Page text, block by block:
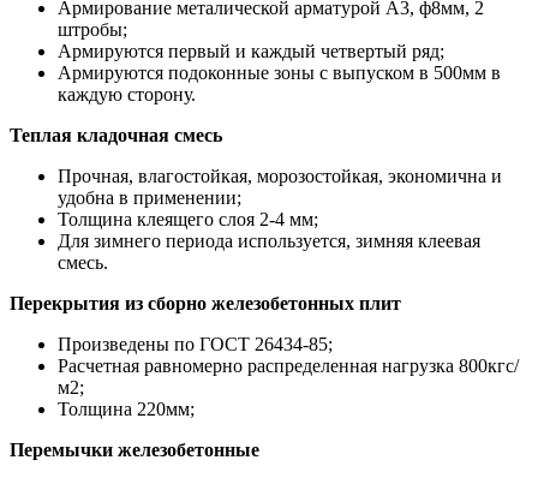
Армирование металической арматурой А3, ф8мм, 2
штробы;
Армируются первый и каждый четвертый ряд;
Армируются подоконные зоны с выпуском в 500мм в
каждую сторону.
Теплая кладочная смесь
Прочная, влагостойкая, морозостойкая, экономична и
удобна в применении;
Толщина клеящего слоя 2-4 мм;
Для зимнего периода используется, зимняя клеевая
смесь.
Перекрытия из сборно железобетонных плит
Произведены по ГОСТ 26434-85;
Расчетная равномерно распределенная нагрузка 800кгс/
м2;
Толщина 220мм;
Перемычки железобетонные